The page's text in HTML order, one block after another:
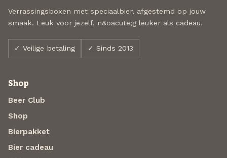
Verrassingsboxen met speciaalbier, afgestemd op jouw
smaak. Leuk voor jezelf, n&oacute;g leuker als cadeau.
✓ Veilige betaling ✓ Sinds 2013
Shop
Beer Club
Shop
Bierpakket
Bier cadeau